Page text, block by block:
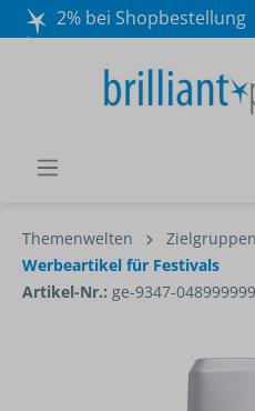
2% bei Shopbestellung
Wir beraten Sie gerne:
Themenwelten
Werbeartikel für Festivals
Artikel-Nr.: ge-9347-